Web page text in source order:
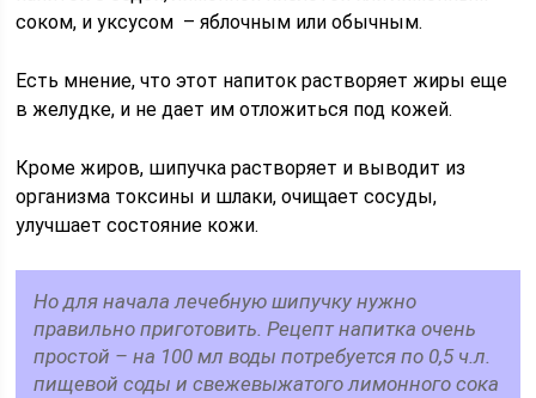
соком, и уксусом – яблочным или обычным.
Есть мнение, что этот напиток растворяет жиры еще
в желудке, и не дает им отложиться под кожей.
Кроме жиров, шипучка растворяет и выводит из
организма токсины и шлаки, очищает сосуды,
улучшает состояние кожи.
Но для начала лечебную шипучку нужно
правильно приготовить. Рецепт напитка очень
простой – на 100 мл воды потребуется по 0,5 ч.л.
пищевой соды и свежевыжатого лимонного сока